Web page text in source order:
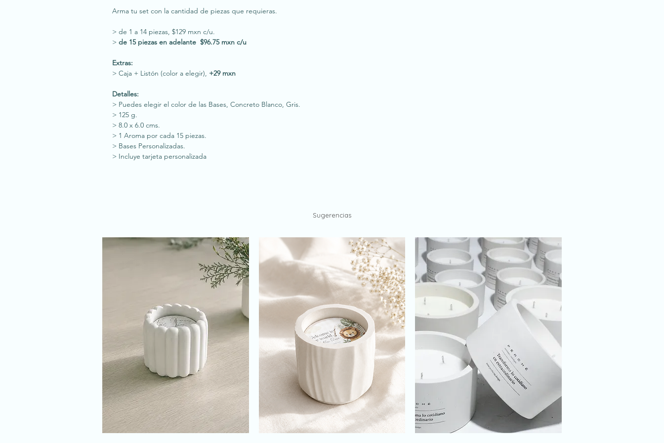
Arma tu set con la cantidad de piezas que requieras.
> de 1 a 14 piezas, $129 mxn c/u.
> de 15 piezas en adelante $96.75 mxn c/u
Extras:
> Caja + Listón (color a elegir), +29 mxn
Detalles:
> Puedes elegir el color de las Bases, Concreto Blanco, Gris.
> 125 g.
> 8.0 x 6.0 cms.
> 1 Aroma por cada 15 piezas.
> Bases Personalizadas.
> Incluye tarjeta personalizada
Sugerencias